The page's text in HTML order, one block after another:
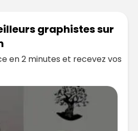
graphistes sur
en 2 minutes et recevez vos